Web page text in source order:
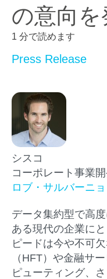
の意向を
1 分で読めます
Press Release
シスコ
コーポレート事業
ロブ・サルバーニ
データ集約型で高
ある現代の企業に
ピードは今や不可
（HFT）や金融サ
ピューティング、